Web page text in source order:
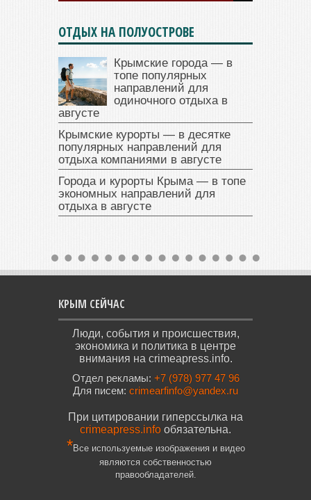
ОТДЫХ НА ПОЛУОСТРОВЕ
Крымские города — в
топе популярных
направлений для
одиночного отдыха в
августе
Крымские курорты — в десятке
популярных направлений для
отдыха компаниями в августе
Города и курорты Крыма — в топе
экономных направлений для
отдыха в августе
КРЫМ СЕЙЧАС
Люди, события и происшествия,
экономика и политика в центре
внимания на crimeapress.info.
Отдел рекламы: +7 (978) 977 47 96
Для писем: crimearfinfo@yandex.ru
При цитировании гиперссылка на
crimeapress.info обязательна.
*Все используемые изображения и видео
являются собственностью
правообладателей.